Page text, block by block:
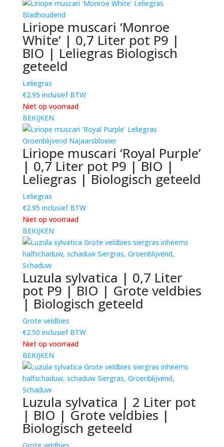
Liriope muscari ‘Monroe
White’ | 0,7 Liter pot P9 |
BIO | Leliegras Biologisch
geteeld
Leliegras
€2.95 inclusief BTW
Niet op voorraad
BEKIJKEN
Liriope muscari ‘Royal Purple’
| 0,7 Liter pot P9 | BIO |
Leliegras | Biologisch geteeld
Leliegras
€2.95 inclusief BTW
Niet op voorraad
BEKIJKEN
Luzula sylvatica | 0,7 Liter
pot P9 | BIO | Grote veldbies
| Biologisch geteeld
Grote veldbies
€2.50 inclusief BTW
Niet op voorraad
BEKIJKEN
Luzula sylvatica | 2 Liter pot
| BIO | Grote veldbies |
Biologisch geteeld